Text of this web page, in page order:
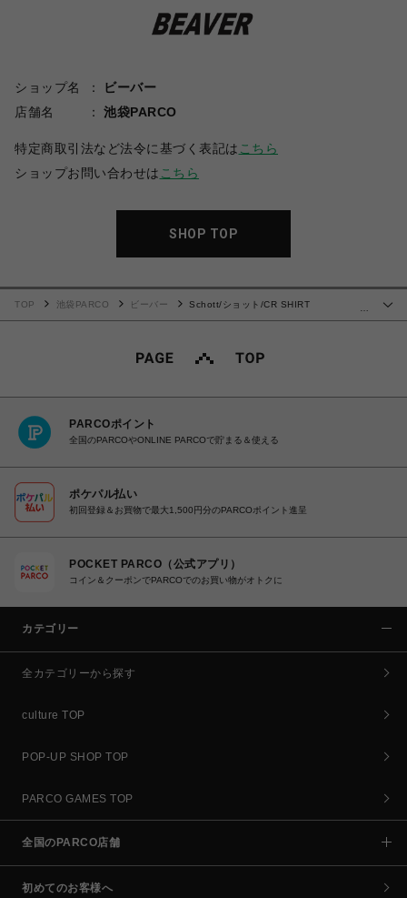
ショップ名
ビーバー
店舗名
池袋PARCO
特定商取引法など法令に基づく表記は こちら
ショップお問い合わせは こちら
SHOP TOP
TOP 池袋PARCO ビーバー
Schott/ショット/CR SHIRT
PARCOポイント
全国のPARCOやONLINE PARCOで貯まる＆使える
ポケパル払い
初回登録＆お買物で最大1,500円分のPARCOポイント進呈
POCKET PARCO（公式アプリ）
コイン＆クーポンでPARCOでのお買い物がオトクに
カテゴリー
全カテゴリーから探す
culture TOP
POP-UP SHOP TOP
PARCO GAMES TOP
全国のPARCO店舗
初めてのお客様へ